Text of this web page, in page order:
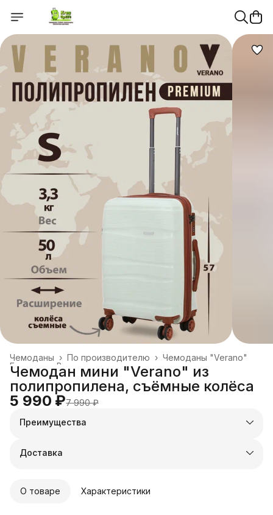
Чемоданы "Verano"
По производителю ›
Чемоданы ›
Все товары
Главная
Чемодан мини "Verano" из
полипропилена, съёмные колёса
5 990 ₽7 990 ₽
Преимущества
Оплата частями в Сплит
Удобный возврат
Доставка
О товаре Характеристики